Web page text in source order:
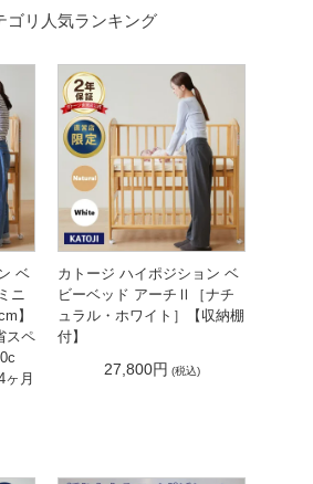
ゴリ人気ランキング
ベ
ニ
】
スペ
月
カトージ ハイポジション ベ
ビーベッド アーチⅡ［ナチ
ュラル・ホワイト］【収納棚
付】
27,800円 (税込)